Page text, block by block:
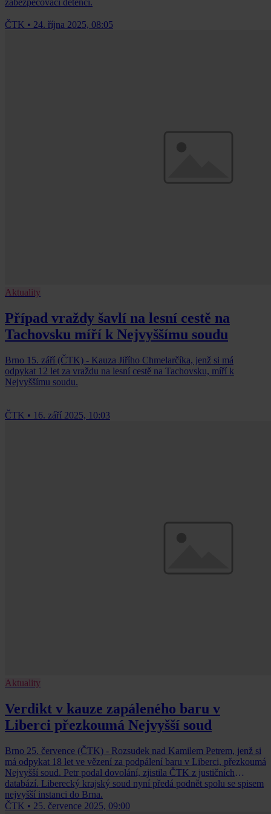
zabezpečovací detenci.
ČTK • 24. října 2025, 08:05
Aktuality
Případ vraždy šavlí na lesní cestě na
Tachovsku míří k Nejvyššímu soudu
Brno 15. září (ČTK) - Kauza Jiřího Chmelarčíka, jenž si má
odpykat 12 let za vraždu na lesní cestě na Tachovsku, míří k
Nejvyššímu soudu.
ČTK • 16. září 2025, 10:03
Aktuality
Verdikt v kauze zapáleného baru v
Liberci přezkoumá Nejvyšší soud
Brno 25. července (ČTK) - Rozsudek nad Kamilem Petrem, jenž si
má odpykat 18 let ve vězení za podpálení baru v Liberci, přezkoumá
Nejvyšší soud. Petr podal dovolání, zjistila ČTK z justičních
databází. Liberecký krajský soud nyní předá podnět spolu se spisem
nejvyšší instanci do Brna.
ČTK • 25. července 2025, 09:00